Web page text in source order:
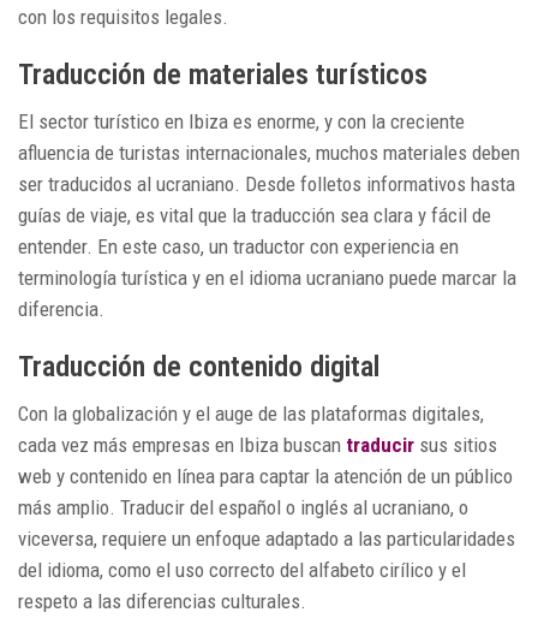
con los requisitos legales.
Traducción de materiales turísticos
El sector turístico en Ibiza es enorme, y con la creciente
afluencia de turistas internacionales, muchos materiales deben
ser traducidos al ucraniano. Desde folletos informativos hasta
guías de viaje, es vital que la traducción sea clara y fácil de
entender. En este caso, un traductor con experiencia en
terminología turística y en el idioma ucraniano puede marcar la
diferencia.
Traducción de contenido digital
Con la globalización y el auge de las plataformas digitales,
cada vez más empresas en Ibiza buscan traducir sus sitios
web y contenido en línea para captar la atención de un público
más amplio. Traducir del español o inglés al ucraniano, o
viceversa, requiere un enfoque adaptado a las particularidades
del idioma, como el uso correcto del alfabeto cirílico y el
respeto a las diferencias culturales.